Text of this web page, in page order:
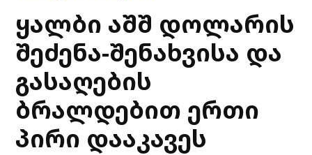
ყალბი აშშ დოლარის
შეძენა-შენახვისა და
გასაღების
ბრალდებით ერთი
პირი დააკავეს